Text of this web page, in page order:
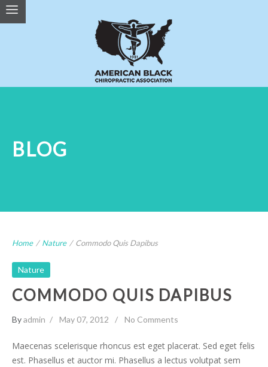
BLOG
Home / Nature / Commodo Quis Dapibus
Nature
COMMODO QUIS DAPIBUS
Byadmin May 07, 2012 No Comments
Maecenas scelerisque rhoncus est eget placerat. Sed eget felis
est. Phasellus et auctor mi. Phasellus a lectus volutpat sem